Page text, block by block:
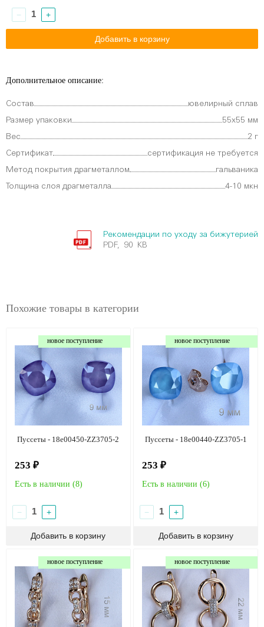
− +
Дополнительное описание:
Состав ювелирный сплав
Размер упаковки 55х55 мм
Вес 2 г
Сертификат сертификация не требуется
Метод покрытия драгметаллом гальваника
Толщина слоя драгметалла 4-10 мкн
Рекомендации по уходу за бижутерией
PDF, 90 KB
Похожие товары в категории
новое поступление
Пуссеты - 18e00450-ZZ3705-2
253 ₽
Есть в наличии (8)
− +
новое поступление
Пуссеты - 18e00440-ZZ3705-1
253 ₽
Есть в наличии (6)
− +
новое поступление новое поступление